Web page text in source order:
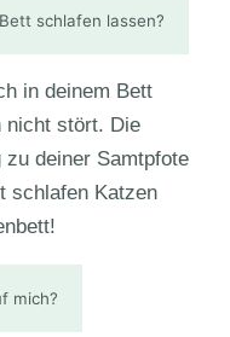
schlafen lassen?
in deinem Bett
nicht stört. Die
deiner Samtpfote
schlafen Katzen
mich?